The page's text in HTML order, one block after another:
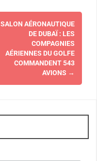
SALON AÉRONAUTIQUE
DE DUBAÏ : LES
COMPAGNIES
AÉRIENNES DU GOLFE
COMMANDENT 543
AVIONS →